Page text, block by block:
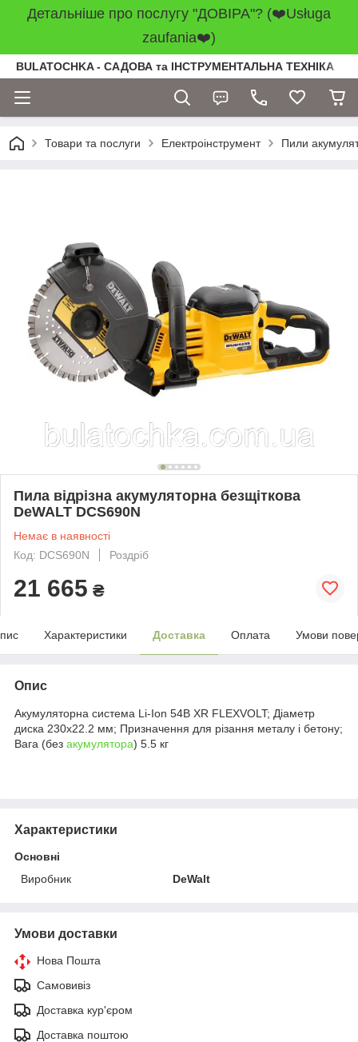
Детальніше про послугу "ДОВІРА"? (❤️Usługa
zaufania❤️)
BULATOCHKA - САДОВА та ІНСТРУМЕНТАЛЬНА ТЕХНІКА
Товари та послуги Електроінструмент Пили
Пила відрізна акумуляторна безщіткова
DeWALT DCS690N
Немає в наявності
Код: DCS690N
Роздріб
21 665 ₴
Характеристики Доставка Оплата Умови
Опис
Акумуляторна система Li-Ion 54В XR FLEXVOLT; Діаметр
диска 230х22.2 мм; Призначення для різання металу і бетону;
Вага (без акумулятора) 5.5 кг
Характеристики
Основні
Виробник
DeWalt
Умови доставки
Нова Пошта
Самовивіз
Доставка кур'єром
Доставка поштою